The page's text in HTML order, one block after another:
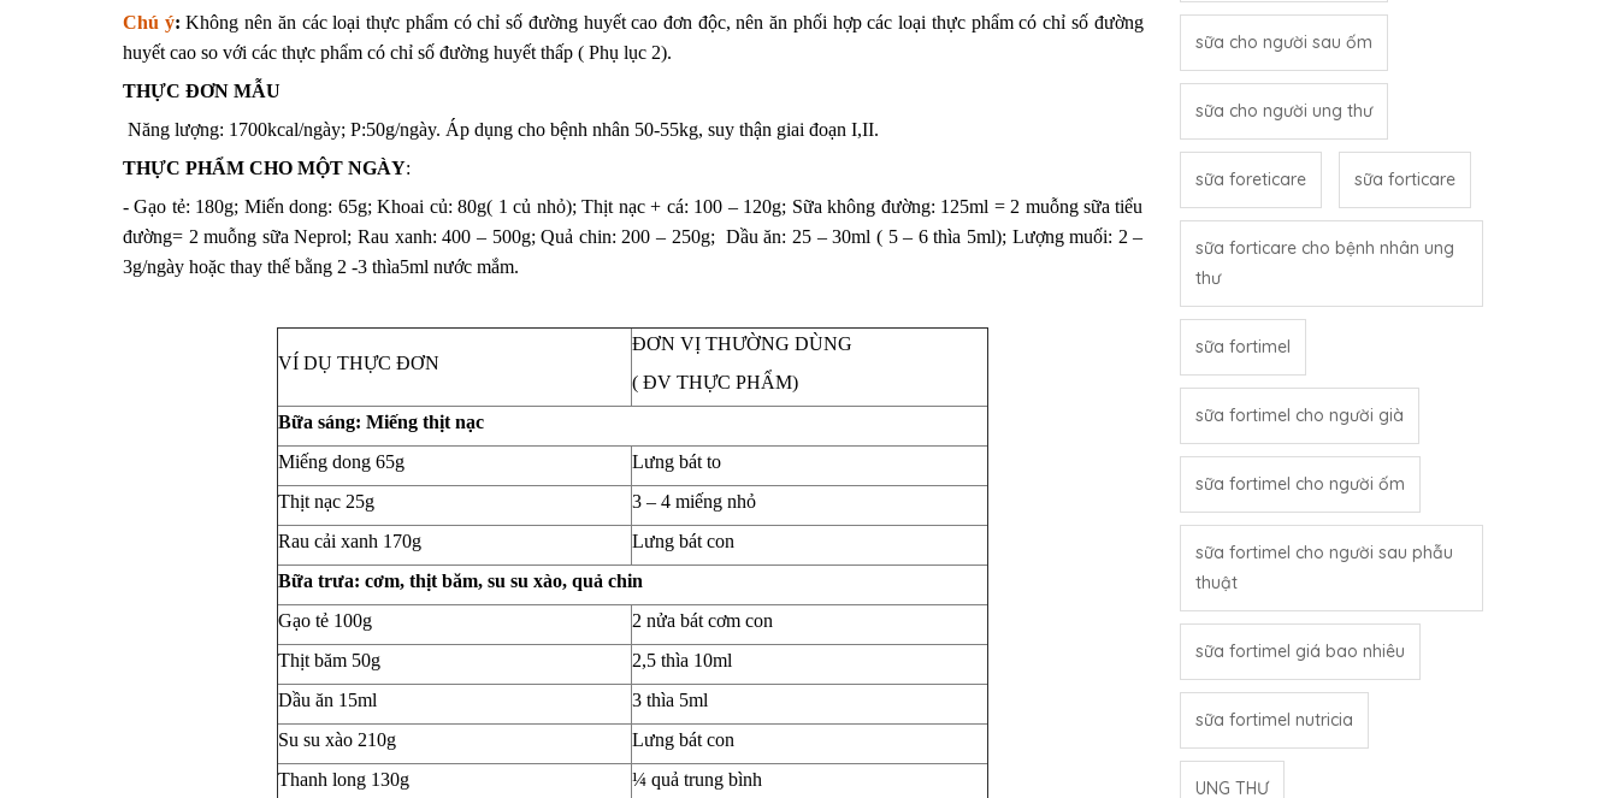
Chú ý:Không nên ăn các loại thực phẩm có chỉ số đường huyết cao đơn độc, nên ăn phối hợp các loại thực phẩm có chỉ số đường
huyết cao so với các thực phẩm có chỉ số đường huyết thấp ( Phụ lục 2).
THỰC ĐƠN MẪU
Năng lượng: 1700kcal/ngày; P:50g/ngày. Áp dụng cho bệnh nhân 50-55kg, suy thận giai đoạn I,II.
THỰC PHẨM CHO MỘT NGÀY:
- Gạo tẻ: 180g; Miến dong: 65g; Khoai củ: 80g( 1 củ nhỏ); Thịt nạc + cá: 100 – 120g; Sữa không đường: 125ml = 2 muỗng sữa tiểu
đường= 2 muỗng sữa Neprol; Rau xanh: 400 – 500g; Quả chin: 200 – 250g; Dầu ăn: 25 – 30ml ( 5 – 6 thìa 5ml); Lượng muối: 2 –
3g/ngày hoặc thay thế bằng 2 -3 thìa5ml nước mắm.
VÍ DỤ THỰC ĐƠN
ĐƠN VỊ THƯỜNG DÙNG
( ĐV THỰC PHẨM)
Bữa sáng: Miếng thịt nạc
Miếng dong 65g
Lưng bát to
Thịt nạc 25g
3 – 4 miếng nhỏ
Rau cải xanh 170g
Lưng bát con
Bữa trưa: cơm, thịt băm, su su xào, quả chin
Gạo tẻ 100g
2 nửa bát cơm con
Thịt băm 50g
2,5 thìa 10ml
Dầu ăn 15ml
3 thìa 5ml
Su su xào 210g
Lưng bát con
Thanh long 130g
¼ quả trung bình
sữa cho người sau ốm
sữa cho người ung thư
sữa foreticare sữa forticare
sữa forticare cho bệnh nhân ung
thư
sữa fortimel
sữa fortimel cho người già
sữa fortimel cho người ốm
sữa fortimel cho người sau phẫu
thuật
sữa fortimel giá bao nhiêu
sữa fortimel nutricia
UNG THƯ